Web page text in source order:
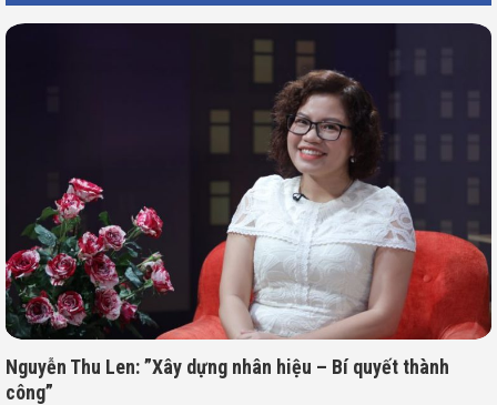
Nguyễn Thu Len: ”Xây dựng nhân hiệu – Bí quyết thành
công”